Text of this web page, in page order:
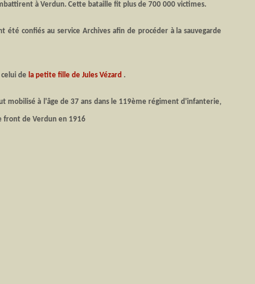
à Verdun. Cette bataille fit plus de 700 000 victimes.
été confiés au service Archives afin de procéder à la sauvegarde
de la petite fille de Jules Vézard .
mobilisé à l'âge de 37 ans dans le 119ème régiment d'infanterie,
front de Verdun en 1916